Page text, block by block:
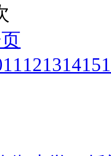
页
1112131415